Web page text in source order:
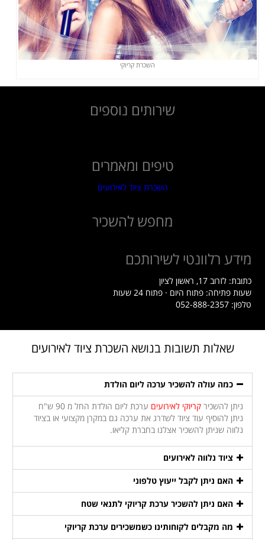
השכרת קריוקי
שירותים נוספים
טיפים ומאמרים
השכרת ציוד לאירועים
מחפש להשכיר
מידע רלוונטי לשירותכם
כתובת: לזרוב 17, ראשון לציון
שעות פתיחה: פתוח היום · פתוח 24 שעות
טלפון: 052-888-2357
שאלות תשובות בנושא השכרת ציוד לאירועים
כמה עולה להשכיר ערכה ליום הולדת
ניתן להשכירקריוקי לאירועים
ערכת ליום הולדת החל מ 90 ש"ח
ניתן להוסיף עוד ציוד לשדרג את ערכה גם במקרן מקצועי או בציוד
נלווה שניתן להשכיר אצלנו בחברת קליאו.
ציוד נלווה לאירועים
האם ניתן לקבל ייעוץ טלפוני
האם ניתן להשכיר ערכת קריוקי לתנאי שטח
מה מקבלים לקוחותינו כשמשכירים ערכת קריוקי